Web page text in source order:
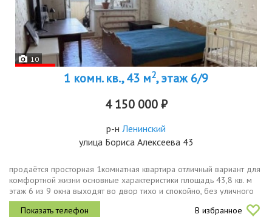
10
1 комн. кв., 43 м2, этаж 6/9
4 150 000 ₽
р-н Ленинский
улица Бориса Алексеева 43
продаётся просторная 1комнатная квартира отличный вариант для
комфортной жизни основные характеристики площадь 43,8 кв. м
этаж 6 из 9 окна выходят во двор тихо и спокойно, без уличного
шума ухоженный двор уютно и приятно находиться. удобное...
В избранное